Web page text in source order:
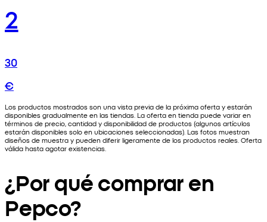
2
30
€
Los productos mostrados son una vista previa de la próxima oferta y estarán
disponibles gradualmente en las tiendas. La oferta en tienda puede variar en
términos de precio, cantidad y disponibilidad de productos (algunos artículos
estarán disponibles solo en ubicaciones seleccionadas). Las fotos muestran
diseños de muestra y pueden diferir ligeramente de los productos reales. Oferta
válida hasta agotar existencias.
¿Por qué comprar en
Pepco?